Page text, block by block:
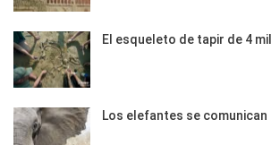
El esqueleto de tapir de 4
Los elefantes se